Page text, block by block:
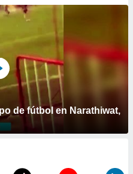
de fútbol en Narathiwat,